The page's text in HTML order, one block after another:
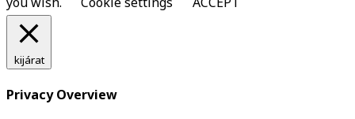
kijárat
Privacy Overview